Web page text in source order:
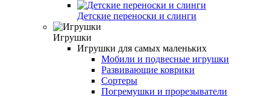
Детские переноски и слинги
Игрушки
Игрушки для самых маленьких
Мобили и подвесные игрушки
Развивающие коврики
Сортеры
Погремушки и прорезыватели